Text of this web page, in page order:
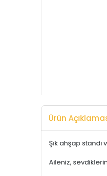
Ürün
Şık ahşap
Aileniz,